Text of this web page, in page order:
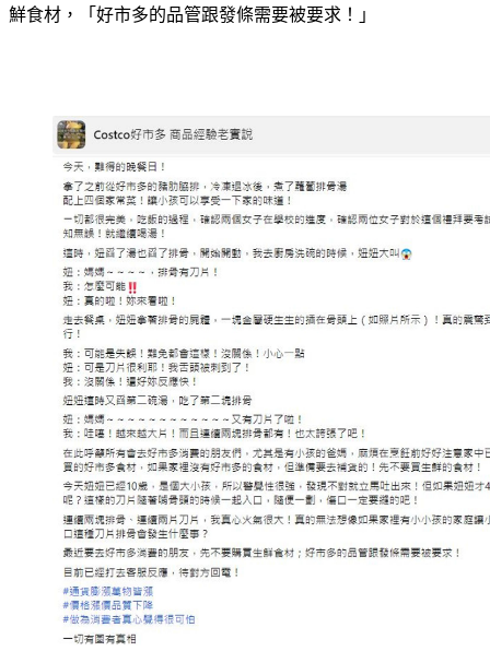
鮮食材，「好市多的品管跟發條需要被要求！」